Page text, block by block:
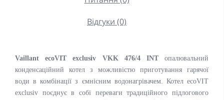
Відгуки (0)
Vaillant ecoVIT exclusiv VKK 476/4 INT
опалювальний
конденсаційний котел з можливістю приготування гарячої
води в комбінації з ємнісним водонагрівачем. Котел ecoVIT
exclusiv поєднує в собі переваги традиційного підлогового